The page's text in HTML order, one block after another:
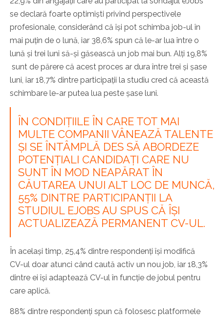
se declară foarte optimiști privind perspectivele
profesionale, considerând că își pot schimba job-ul în
mai puțin de o lună, iar 38,6% spun că le-ar lua între o
lună și trei luni să-și găsească un job mai bun. Alți 19,8%
sunt de părere că acest proces ar dura între trei și șase
luni, iar 18,7% dintre participații la studiu cred că această
schimbare le-ar putea lua peste șase luni.
ÎN CONDIȚIILE ÎN CARE TOT MAI
MULTE COMPANII VÂNEAZĂ TALENTE
ȘI SE ÎNTÂMPLĂ DES SĂ ABORDEZE
POTENȚIALI CANDIDAȚI CARE NU
SUNT ÎN MOD NEAPĂRAT ÎN
CĂUTAREA UNUI ALT LOC DE MUNCĂ,
55% DINTRE PARTICIPANȚII LA
STUDIUL EJOBS AU SPUS CĂ ÎȘI
ACTUALIZEAZĂ PERMANENT CV-UL.
În același timp, 25,4% dintre respondenți își modifică
CV-ul doar atunci când caută activ un nou job, iar 18,3%
dintre ei își adaptează CV-ul în funcție de jobul pentru
care aplică.
88% dintre respondenți spun că folosesc platformele